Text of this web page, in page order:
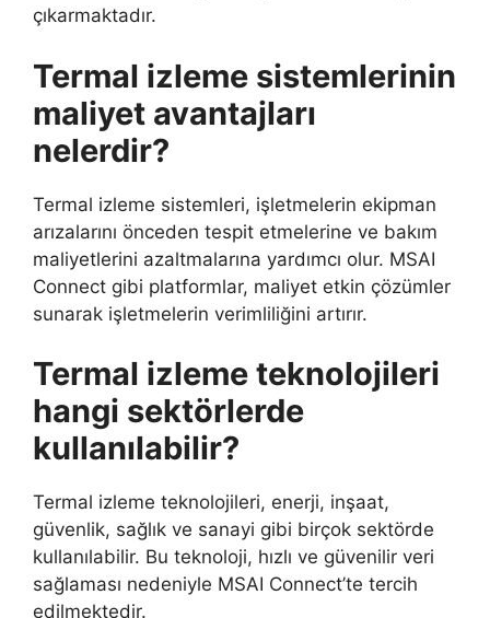
çıkarmaktadır.
Termal izleme sistemlerinin
maliyet avantajları
nelerdir?
Termal izleme sistemleri, işletmelerin ekipman
arızalarını önceden tespit etmelerine ve bakım
maliyetlerini azaltmalarına yardımcı olur. MSAI
Connect gibi platformlar, maliyet etkin çözümler
sunarak işletmelerin verimliliğini artırır.
Termal izleme teknolojileri
hangi sektörlerde
kullanılabilir?
Termal izleme teknolojileri, enerji, inşaat,
güvenlik, sağlık ve sanayi gibi birçok sektörde
kullanılabilir. Bu teknoloji, hızlı ve güvenilir veri
sağlaması nedeniyle MSAI Connect’te tercih
edilmektedir.